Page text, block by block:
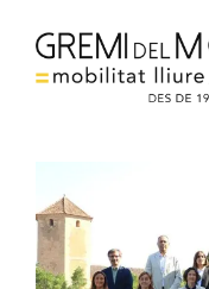
contenido